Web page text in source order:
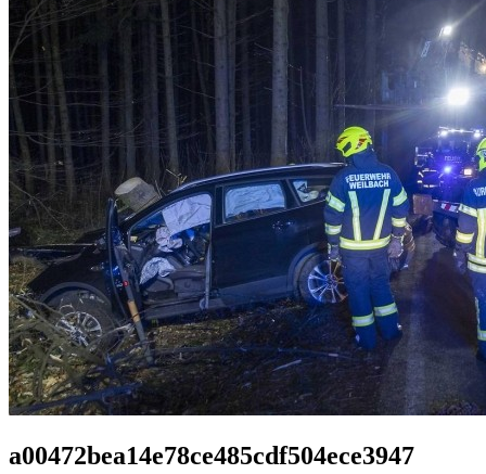
a00472bea14e78ce485cdf504ece3947